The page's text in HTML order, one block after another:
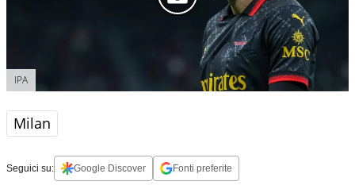
IPA
Milan
Seguici su: Google Discover Fonti preferite